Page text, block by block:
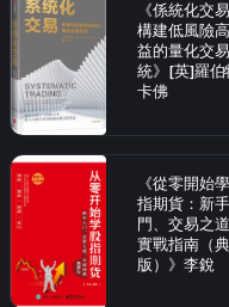
《係統化交
構建低風險
益的量化交
統》[英]羅伯
卡佛
《從零開始
指期貨：新
門、交易之道
實戰指南（
版）》李銳